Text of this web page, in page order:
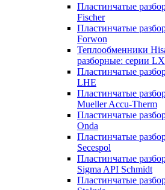
Пластинчатые
Fischer
Пластинчатые
Forwon
Теплообменники
разборные: серии
Пластинчатые
LHE
Пластинчатые
Mueller Accu-Therm
Пластинчатые
Onda
Пластинчатые
Secespol
Пластинчатые
Sigma API Schmidt
Пластинчатые